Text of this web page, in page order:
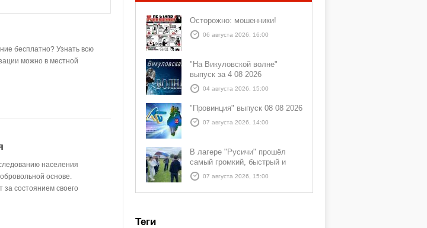
бесплатно? Узнать всю
можно в местной
населения
основе.
за состоянием своего
Осторожно: мошенники!
06 августа 2026, 16:00
"На Викуловской волне"
выпуск за 4 08 2026
04 августа 2026, 15:00
"Провинция" выпуск 08 08 2026
07 августа 2026, 14:00
В лагере "Русичи" прошёл
самый громкий, быстрый и
азартный час дня — Спортчас
07 августа 2026, 15:00
Теги